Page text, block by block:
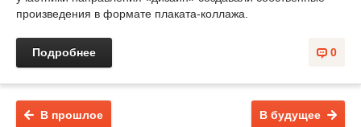
произведения в формате плаката-коллажа.
0
Подробнее
В будущее
В прошлое